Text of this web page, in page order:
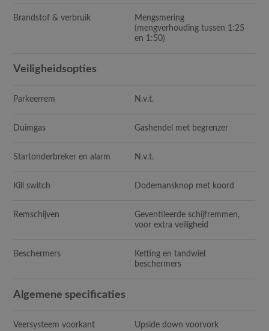
Brandstof & verbruik
Mengsmering
(mengverhouding tussen 1:25
en 1:50)
Veiligheidsopties
Parkeerrem N.v.t.
Duimgas Gashendel met begrenzer
Startonderbreker en alarm N.v.t.
Kill switch Dodemansknop met koord
Remschijven
Geventileerde schijfremmen,
voor extra veiligheid
Beschermers
Ketting en tandwiel
beschermers
Algemene specificaties
Veersysteem voorkant Upside down voorvork